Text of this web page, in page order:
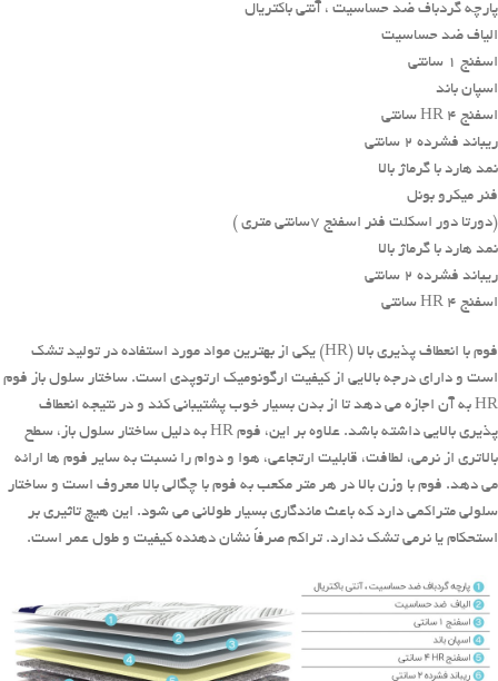
پارچه گردباف ضد حساسیت ، آنتی باکتریال
الیاف ضد حساسیت
اسفنج 1 سانتی
اسپان باند
اسفنج HR 4 سانتی
ریباند فشرده 2 سانتی
نمد هارد با گرماژ بالا
فنر میکرو بونل
(دورتا دور اسکلت فنر اسفنج 7سانتی متری )
نمد هارد با گرماژ بالا
ریباند فشرده 2 سانتی
اسفنج HR 4 سانتی
فوم با انعطاف پذیری بالا (HR) یکی از بهترین مواد مورد استفاده در تولید تشک
است و دارای درجه بالایی از کیفیت ارگونومیک ارتوپدی است. ساختار سلول باز فوم
HR به آن اجازه می دهد تا از بدن بسیار خوب پشتیبانی کند و در نتیجه انعطاف
پذیری بالایی داشته باشد. علاوه بر این، فوم HR به دلیل ساختار سلول باز، سطح
بالاتری از نرمی، لطافت، قابلیت ارتجاعی، هوا و دوام را نسبت به سایر فوم ها ارائه
می دهد. فوم با وزن بالا در هر متر مکعب به فوم با چگالی بالا معروف است و ساختار
سلولی متراکمی دارد که باعث ماندگاری بسیار طولانی می شود. این هیچ تاثیری بر
استحکام یا نرمی تشک ندارد. تراکم صرفاً نشان دهنده کیفیت و طول عمر است.